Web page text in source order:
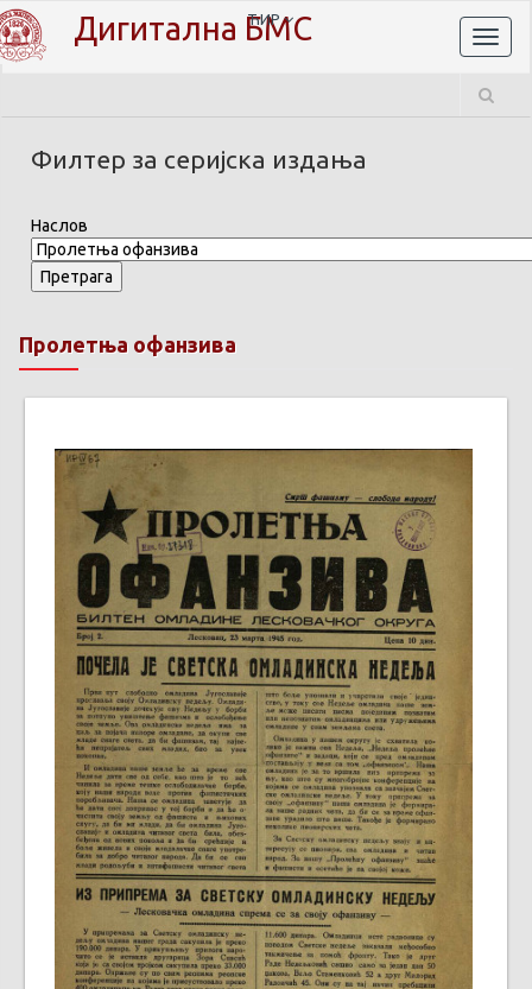
Дигитална БМС
ЋИР
Филтер за серијска издања
Наслов
Пролетња офанзива